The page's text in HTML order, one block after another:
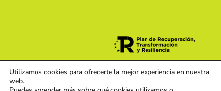
Utilizamos cookies para ofrecerte la mejor experiencia en nuestra
web.